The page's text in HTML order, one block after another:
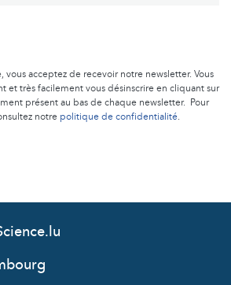
vous acceptez de recevoir notre newsletter. Vous
et très facilement vous désinscrire en cliquant sur
présent au bas de chaque newsletter. Pour
notre politique de confidentialité.